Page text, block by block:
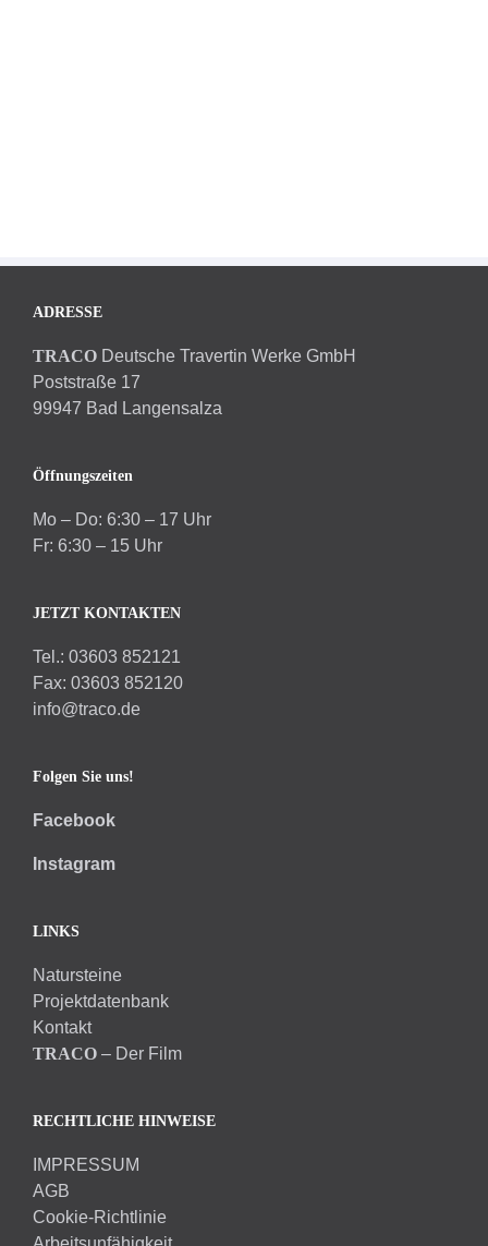
ADRESSE
TRACO Deutsche Travertin Werke GmbH
Poststraße 17
99947 Bad Langensalza
Öffnungszeiten
Mo – Do: 6:30 – 17 Uhr
Fr: 6:30 – 15 Uhr
JETZT KONTAKTEN
Tel.: 03603 852121
Fax: 03603 852120
info@traco.de
Folgen Sie uns!
Facebook
Instagram
LINKS
Natursteine
Projektdatenbank
Kontakt
TRACO – Der Film
RECHTLICHE HINWEISE
IMPRESSUM
AGB
Cookie-Richtlinie